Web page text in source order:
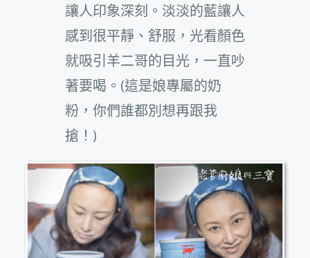
讓人印象深刻。淡淡的藍讓人
感到很平靜、舒服，光看顏色
就吸引羊二哥的目光，一直吵
著要喝。(這是娘專屬的奶
粉，你們誰都別想再跟我
搶！)